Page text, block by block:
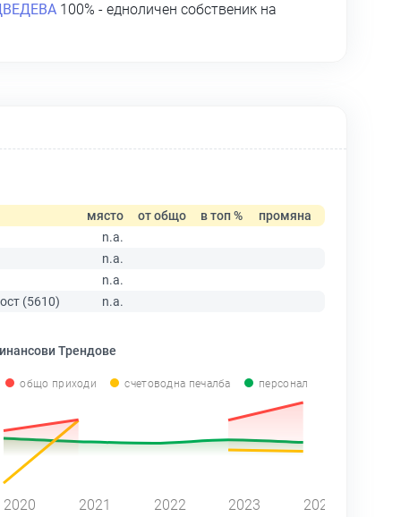
100% - едноличен собственик на
място от общо в топ %
промяна
n.a.
n.a.
n.a.
(5610)
n.a.
Трендове
общо приходи счетоводна печалба персонал
2020 2021 2022 2023 2024